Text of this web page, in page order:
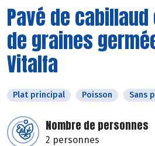
Pavé de
de graines
Vitalfa
Plat principal Poisson Sans
Nombre de personnes
2 personnes